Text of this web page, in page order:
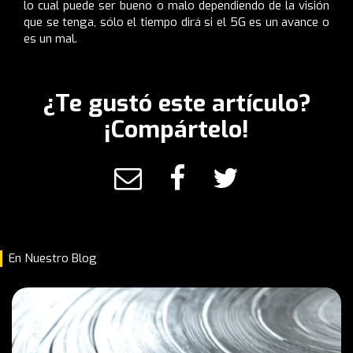
lo cual puede ser bueno o malo dependiendo de la visión
que se tenga, sólo el tiempo dirá si el 5G es un avance o
es un mal.
¿Te gustó este artículo?
¡Compártelo!
En Nuestro Blog